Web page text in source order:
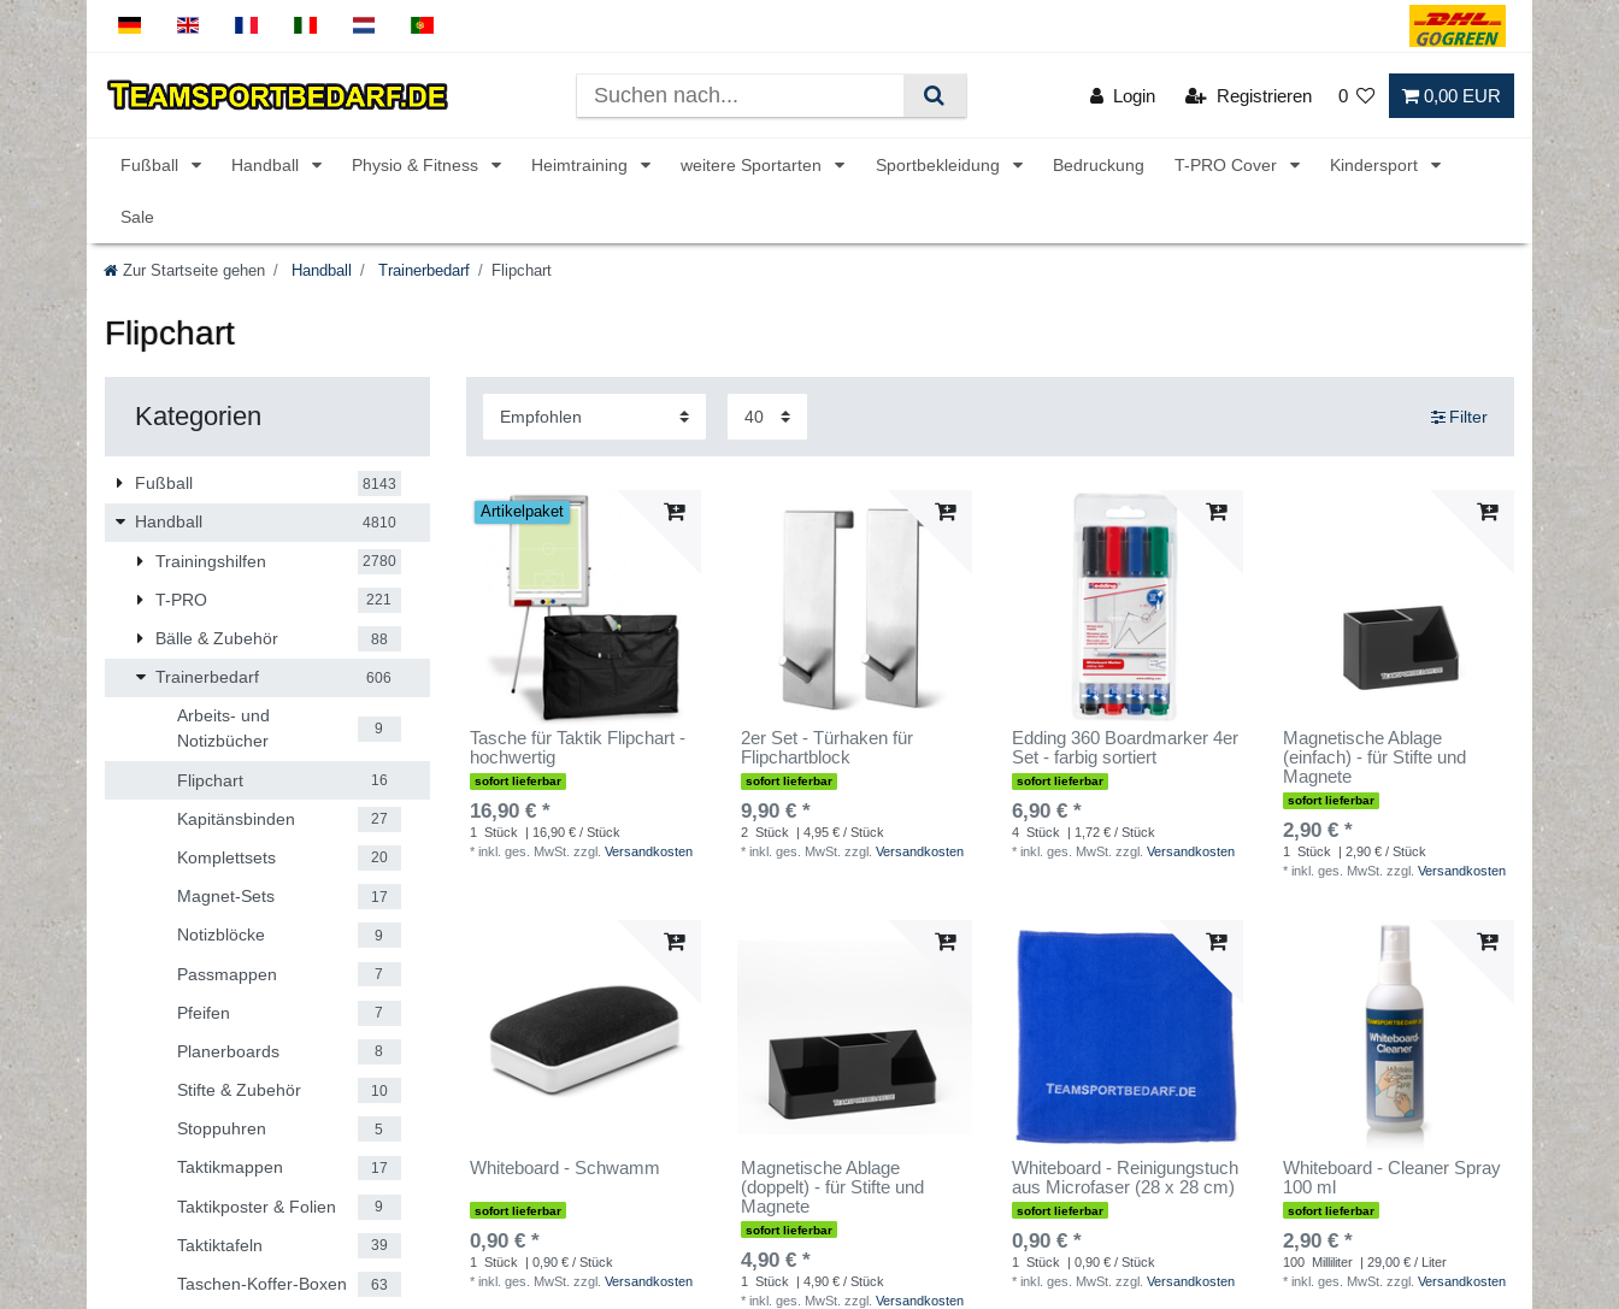
Login Registrieren 0 0,00 EUR
Fußball Handball Physio & Fitness Heimtraining weitere Sportarten Sportbekleidung Bedruckung T-PRO Cover Kindersport
Sale
Zur Startseite gehen Handball Trainerbedarf Flipchart
Flipchart
Kategorien
Fußball 8143
Handball 4810
Trainingshilfen 2780
T-PRO 221
Bälle & Zubehör 88
Trainerbedarf 606
Arbeits- und
Notizbücher
9
Flipchart 16
Kapitänsbinden 27
Komplettsets 20
Magnet-Sets 17
Notizblöcke 9
Passmappen 7
Pfeifen 7
Planerboards 8
Stifte & Zubehör 10
Stoppuhren 5
Taktikmappen 17
Taktikposter & Folien 9
Taktiktafeln 39
Taschen-Koffer-Boxen 63
Filter
Artikelpaket
Tasche für Taktik Flipchart -
hochwertig
sofort lieferbar
16,90 € *
1 Stück
| 16,90 € / Stück
* inkl. ges. MwSt. zzgl. Versandkosten
2er Set - Türhaken für
Flipchartblock
sofort lieferbar
9,90 € *
2 Stück
| 4,95 € / Stück
* inkl. ges. MwSt. zzgl. Versandkosten
Edding 360 Boardmarker 4er
Set - farbig sortiert
sofort lieferbar
6,90 € *
4 Stück
| 1,72 € / Stück
* inkl. ges. MwSt. zzgl. Versandkosten
Magnetische Ablage
(einfach) - für Stifte und
Magnete
sofort lieferbar
2,90 € *
1 Stück
| 2,90 € / Stück
* inkl. ges. MwSt. zzgl. Versandkosten
Whiteboard - Schwamm
sofort lieferbar
0,90 € *
1 Stück
| 0,90 € / Stück
* inkl. ges. MwSt. zzgl. Versandkosten
Magnetische Ablage
(doppelt) - für Stifte und
Magnete
sofort lieferbar
4,90 € *
1 Stück
| 4,90 € / Stück
* inkl. ges. MwSt. zzgl. Versandkosten
Whiteboard - Reinigungstuch
aus Microfaser (28 x 28 cm)
sofort lieferbar
0,90 € *
1 Stück
| 0,90 € / Stück
* inkl. ges. MwSt. zzgl. Versandkosten
Whiteboard - Cleaner Spray
100 ml
sofort lieferbar
2,90 € *
100 Milliliter
| 29,00 € / Liter
* inkl. ges. MwSt. zzgl. Versandkosten